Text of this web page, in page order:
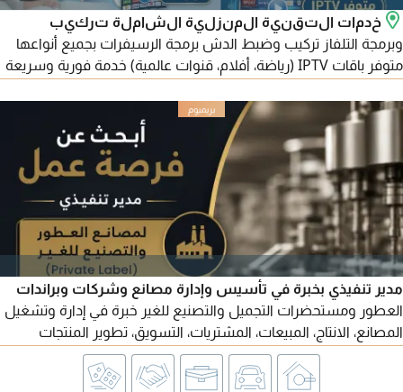
خدمات التقنية المنزلية الشاملة تركيب
وبرمجة التلفاز تركيب وضبط الدش برمجة الرسيفرات بجميع أنواعها
متوفر باقات IPTV (رياضة، أفلام، قنوات عالمية) خدمة فورية وسريعة
مدير تنفيذي بخبرة في تأسيس وإدارة مصانع وشركات وبراندات
العطور ومستحضرات التجميل والتصنيع للغير خبرة في إدارة وتشغيل
المصانع، الانتاج، المبيعات، المشتريات، التسويق، تطوير المنتجات
والعمليا، متاح لمناقشة الفرص المناسبة / التواصل عبر الايميل